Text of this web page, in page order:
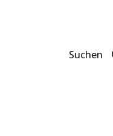
Suchen